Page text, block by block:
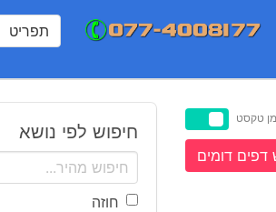
תפריט
טקסט
דפים דומים
חיפוש לפי נושא
חוזה